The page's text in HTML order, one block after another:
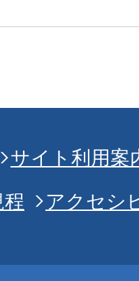
サイト利用案
アクセシ